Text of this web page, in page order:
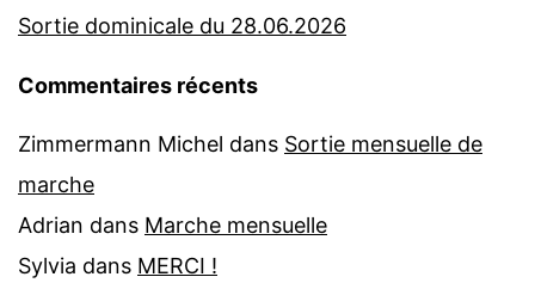
Sortie dominicale du 28.06.2026
Commentaires récents
Zimmermann Michel dans Sortie mensuelle de
marche
Adrian dans Marche mensuelle
Sylvia dans MERCI !